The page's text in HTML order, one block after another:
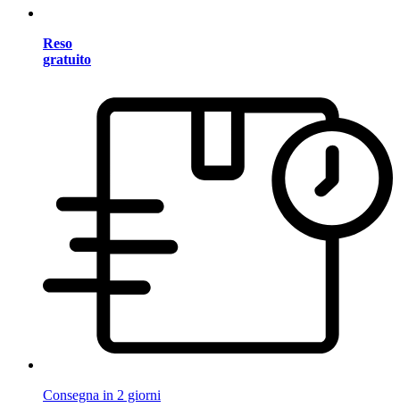
Reso
gratuito
Consegna in 2 giorni